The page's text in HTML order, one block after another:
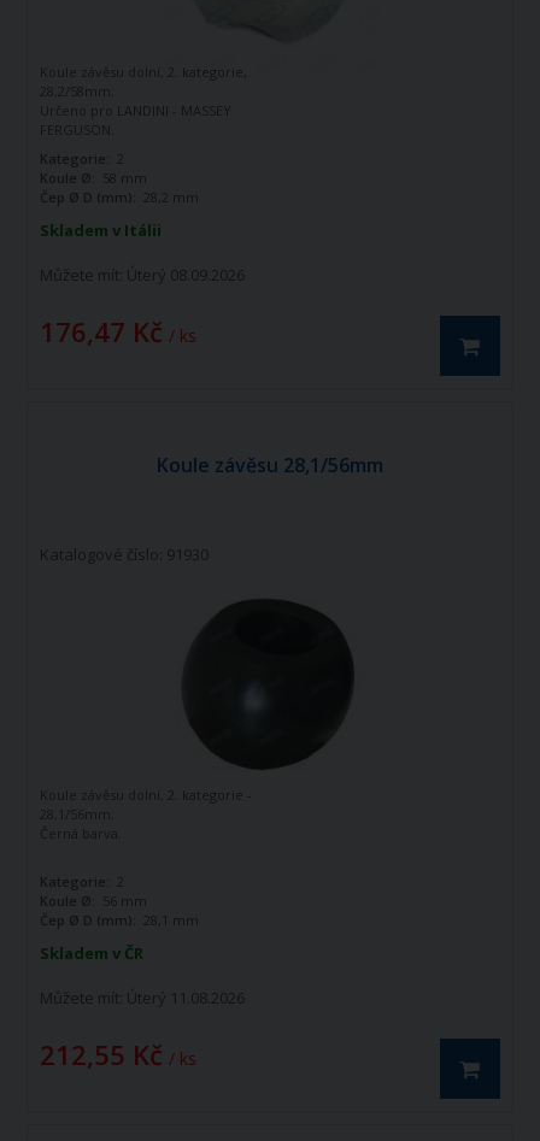
Skladem v Itálii
Můžete mít: Úterý 08.09.2026
176,47 Kč / ks
Koule závěsu dolní, 2. kategorie,
28,2/58mm.
Určeno pro LANDINI - MASSEY
FERGUSON.
Kategorie:
Koule Ø:
58 mm
Čep Ø D (mm):
28,2 mm
Koule závěsu 28,1/56mm
Katalogové číslo: 91930
Skladem v ČR
Můžete mít: Úterý 11.08.2026
212,55 Kč / ks
Koule závěsu dolní, 2. kategorie -
28,1/56mm.
Černá barva.
Kategorie:
Koule Ø:
56 mm
Čep Ø D (mm):
28,1 mm